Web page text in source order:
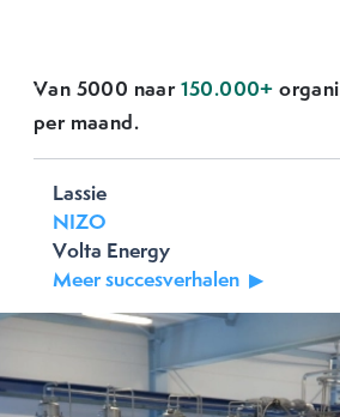
Van 5000 naar150.000+
per maand.
Lassie
NIZO
Volta Energy
Meer succesverhalen
Previous